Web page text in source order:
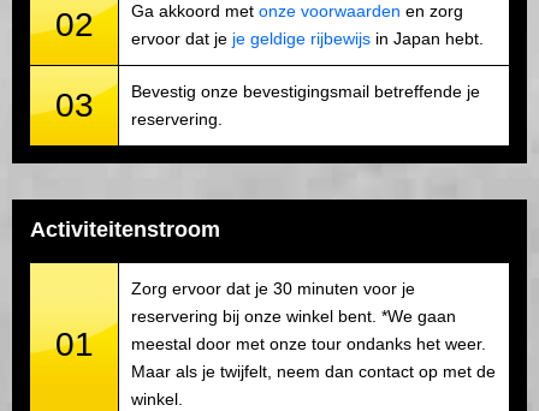
02 Ga akkoord met onze voorwaarden en zorg
ervoor dat je je geldige rijbewijs in Japan hebt.
03
Bevestig onze bevestigingsmail betreffende je
reservering.
Activiteitenstroom
01
Zorg ervoor dat je 30 minuten voor je
reservering bij onze winkel bent. *We gaan
meestal door met onze tour ondanks het weer.
Maar als je twijfelt, neem dan contact op met de
winkel.